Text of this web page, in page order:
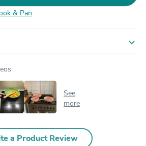
& Pan
expand_more
See
more
a Product Review